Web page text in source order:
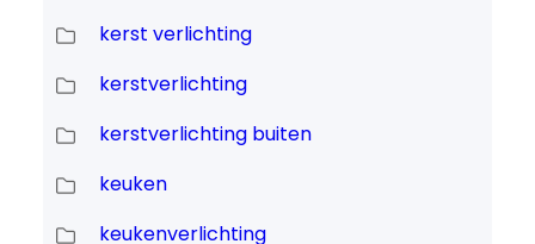
kerst verlichting
kerstverlichting
kerstverlichting buiten
keuken
keukenverlichting